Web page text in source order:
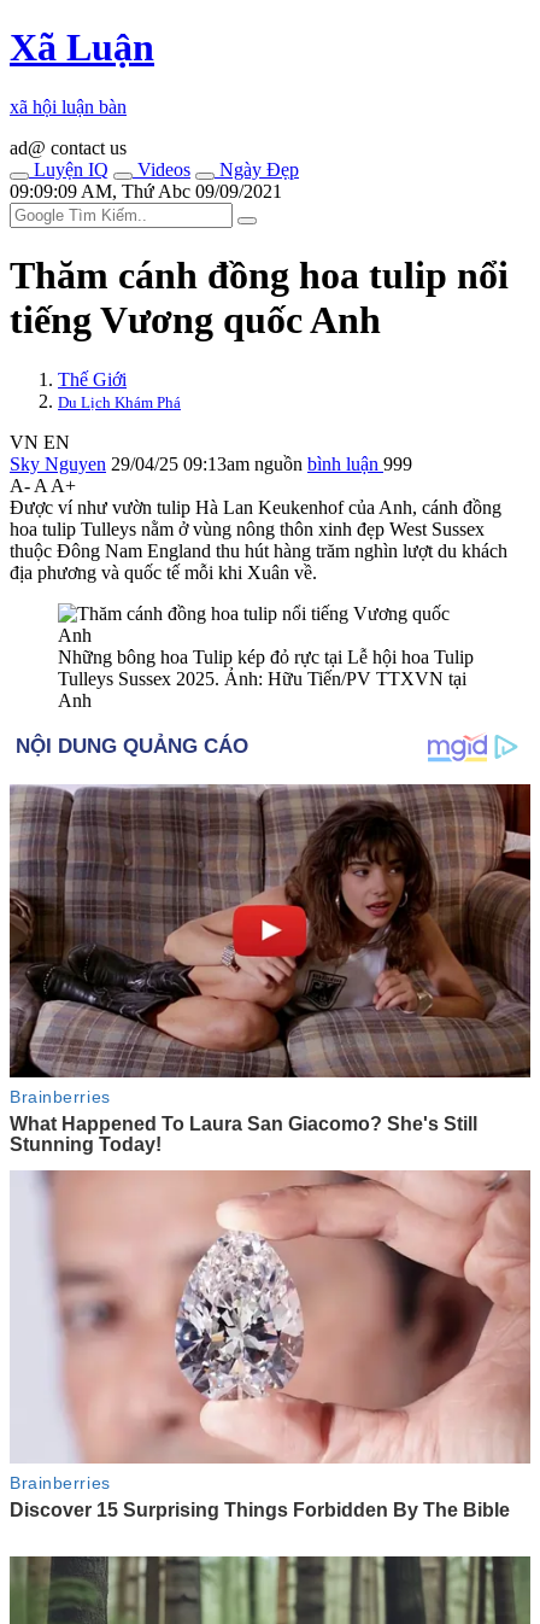
Xã Luận
xã hội luận bàn
ad@ contact us
Luyện IQ
Videos
Ngày Đẹp
09:09:09 AM, Thứ Abc 09/09/2021
Thăm cánh đồng hoa tulip nổi
tiếng Vương quốc Anh
Thế Giới
Du Lịch Khám Phá
VN EN
Sky Nguyen 29/04/25 09:13am nguồn bình luận 999
A- A A+
Được ví như vườn tulip Hà Lan Keukenhof của Anh, cánh đồng
hoa tulip Tulleys nằm ở vùng nông thôn xinh đẹp West Susse‌ּx
thuộc Đông Nam England thu hút hàng trăm nghìn lượt du khách
địa phương và quốc tế mỗi khi Xuân về.
Những bông hoa Tulip kép đỏ rực tại Lễ hội hoa Tulip
Tulleys Susse‌ּx 2025. Ảnh: Hữu Tiến/PV TTXVN tại
Anh